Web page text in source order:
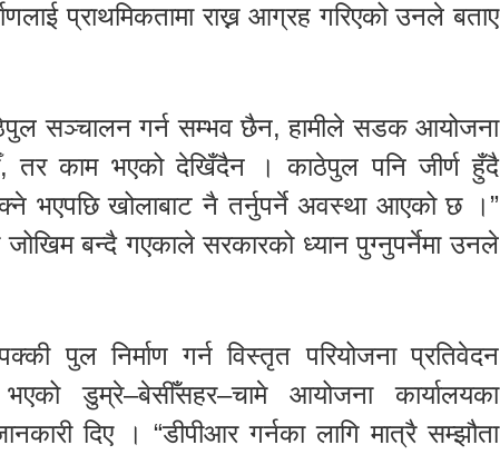
प्राथमिकतामा राख्न आग्रह गरिएको उनले बताए
सञ्चालन गर्न सम्भव छैन, हामीले सडक आयोजना
तर काम भएको देखिँदैन । काठेपुल पनि जीर्ण हुँदै
भएपछि खोलाबाट नै तर्नुपर्ने अवस्था आएको छ ।”
बन्दै गएकाले सरकारको ध्यान पुग्नुपर्नेमा उनले
पुल निर्माण गर्न विस्तृत परियोजना प्रतिवेदन
डुम्रे–बेसीँसहर–चामे आयोजना कार्यालयका
दिए । “डीपीआर गर्नका लागि मात्रै सम्झौता